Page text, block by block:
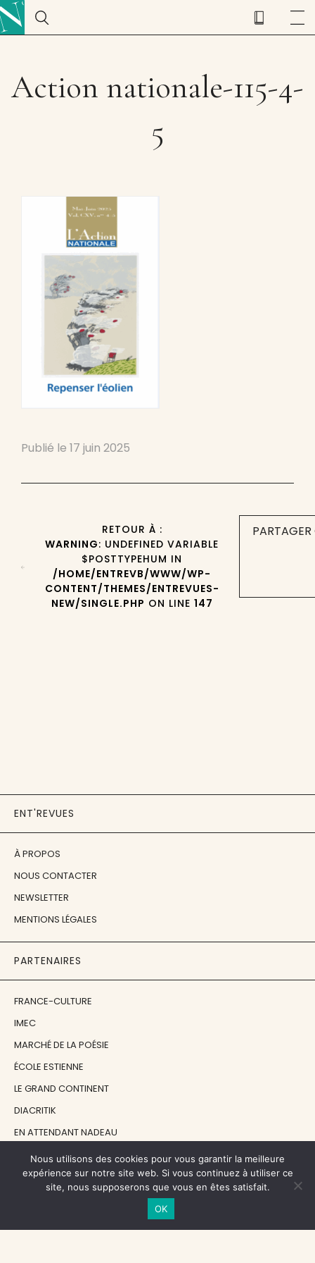
Action nationale-115-4-
5
Publié le 17 juin 2025
RETOUR À :
WARNING: UNDEFINED VARIABLE
$POSTTYPEHUM IN
/HOME/ENTREVB/WWW/WP-
CONTENT/THEMES/ENTREVUES-
NEW/SINGLE.PHP ON LINE 147
ENT'REVUES
À PROPOS
NOUS CONTACTER
NEWSLETTER
MENTIONS LÉGALES
PARTENAIRES
FRANCE-CULTURE
IMEC
MARCHÉ DE LA POÉSIE
ÉCOLE ESTIENNE
LE GRAND CONTINENT
DIACRITIK
EN ATTENDANT NADEAU
NOS SOUTIENS
Nous utilisons des cookies pour vous garantir la meilleure
expérience sur notre site web. Si vous continuez à utiliser ce
site, nous supposerons que vous en êtes satisfait.
OK